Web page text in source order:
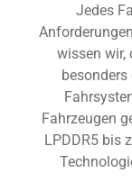
Jedes
wissen wir,
Fahrzeugen
LPDDR5 bis